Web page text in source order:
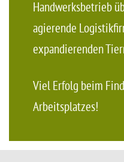
Handwerksbetrieb
agierende
expandierenden
Viel Erfolg beim
Arbeitsplatzes!